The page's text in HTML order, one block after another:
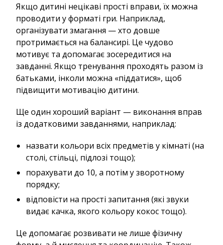
Якщо дитині нецікаві прості вправи, їх можна
проводити у форматі гри. Наприклад,
організувати змагання — хто довше
протримається на балансирі. Це чудово
мотивує та допомагає зосередитися на
завданні. Якщо тренування проходять разом із
батьками, інколи можна «піддатися», щоб
підвищити мотивацію дитини.
Ще один хороший варіант — виконання вправ
із додатковими завданнями, наприклад:
назвати кольори всіх предметів у кімнаті (на
столі, стільці, підлозі тощо);
порахувати до 10, а потім у зворотному
порядку;
відповісти на прості запитання (які звуки
видає качка, якого кольору кокос тощо).
Це допомагає розвивати не лише фізичну